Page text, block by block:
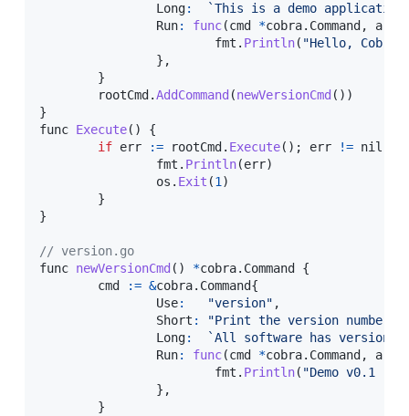
		Long
: `This is a demo
		Run
: func(cmd *cobra. Command ,
			fmt
. Println( "Hello,
} ,
}
	rootCmd
.AddCommand (newVersionCmd ( ) )
}
func Execute( )
{
if err := rootCmd . Execute( ) ; err != nil
		fmt
. Println(err)
		os
. Exit (1 )
}
}
// version.go
func newVersionCmd ( ) *cobra. Command {
	cmd
:= &cobra. Command{
		Use
: "version" ,
		Short
:
"Print the version number of
		Long
: `All software has versions.
		Run
: func(cmd *cobra. Command ,
			fmt
. Println( "Demo v0.1 --
} ,
}